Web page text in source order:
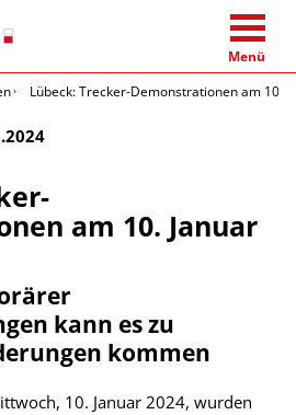
Menü
Lübeck: Trecker-Demonstrationen am 10.
am 10. Januar
kann es zu
kommen
10. Januar 2024, wurden